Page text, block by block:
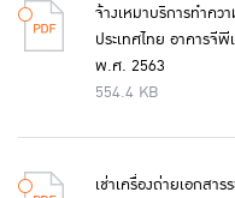
จ้างเหมาบริการทำค
ประเทศไทย อาคารจี
พ.ศ. 2563
554.4 KB
เช่าเครื่องถ่ายเอกสา